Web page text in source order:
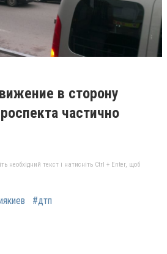
в сторону
частично
необхідний текст і натисніть Ctrl + Enter, щоб
#дтп